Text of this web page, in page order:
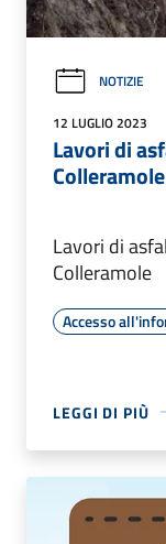
NOTIZIE
12 LUGLIO 2023
Lavori di
Colleramole
Lavori di
Colleramole
Accesso
LEGGI DI PIÙ